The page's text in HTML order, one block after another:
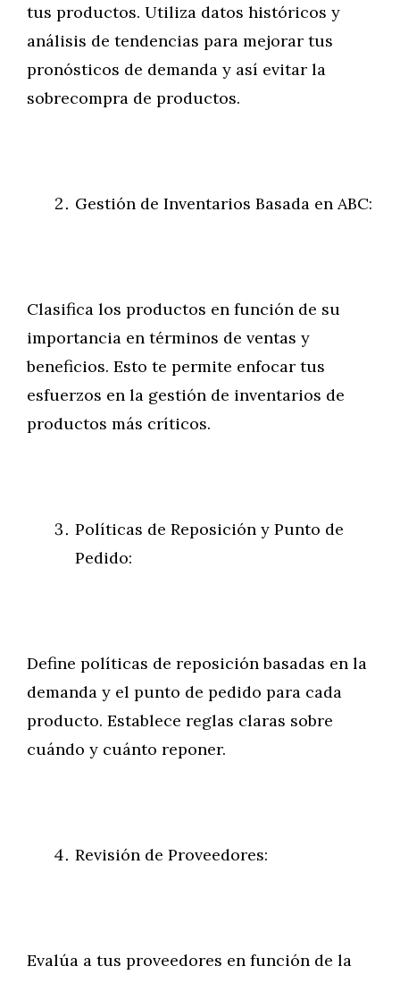
tus productos. Utiliza datos históricos y
análisis de tendencias para mejorar tus
pronósticos de demanda y así evitar la
sobrecompra de productos.
Gestión de Inventarios Basada en ABC:
Clasifica los productos en función de su
importancia en términos de ventas y
beneficios. Esto te permite enfocar tus
esfuerzos en la gestión de inventarios de
productos más críticos.
Políticas de Reposición y Punto de
Pedido:
Define políticas de reposición basadas en la
demanda y el punto de pedido para cada
producto. Establece reglas claras sobre
cuándo y cuánto reponer.
Revisión de Proveedores:
Evalúa a tus proveedores en función de la